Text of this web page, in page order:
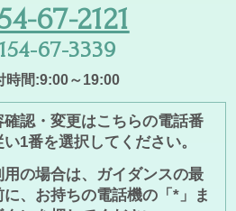
67-2121
67-3339
時間:9:00～19:00
認・変更はこちらの電話番
1番を選択してください。
の場合は、ガイダンスの最
、お持ちの電話機の「*」ま